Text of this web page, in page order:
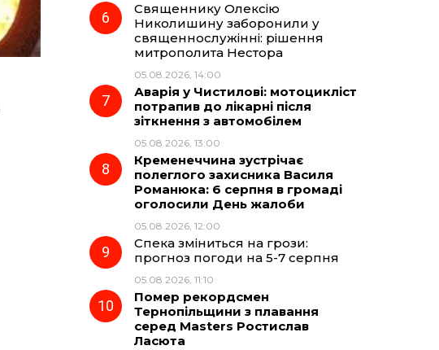
Священнику Олексію
Николишину заборонили у
священнослужінні: рішення
митрополита Нестора
05.08.2026, 14:00
Аварія у Чистилові: мотоцикліст
потрапив до лікарні після
зіткнення з автомобілем
05.08.2026, 13:00
Кременеччина зустрічає
полеглого захисника Василя
Романюка: 6 серпня в громаді
оголосили День жалоби
05.08.2026, 12:00
Спека зміниться на грози:
прогноз погоди на 5-7 серпня
05.08.2026, 11:10
Помер рекордсмен
Тернопільщини з плавання
серед Masters Ростислав
Ласюта